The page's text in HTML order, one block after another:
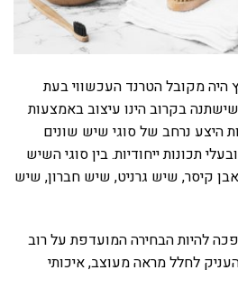
היה מקובל הטרנד העכשווי בעת
בקרוב הינו עיצוב באמצעות
היצע נרחב של סוגי שיש שונים
תכונות ייחודיות. בין סוגי השיש
קיסר, שיש גרניט, שיש חברון, שיש
להיות הבחירה המועדפת על רוב
לחלל מראה מעוצב, איכותי